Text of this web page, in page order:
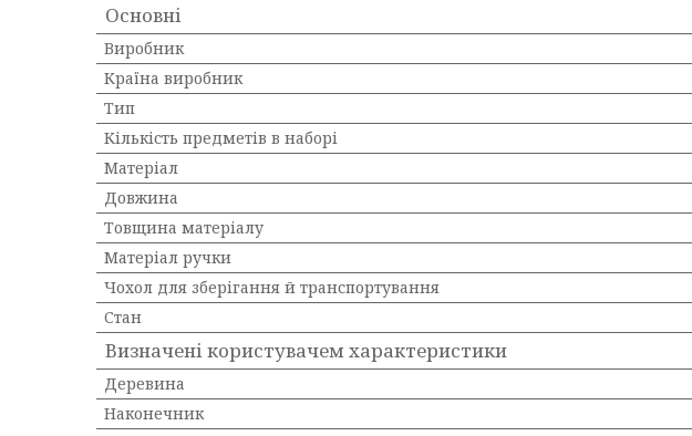
Основні
Виробник
Країна виробник
Тип
Кількість предметів в наборі
Матеріал
Довжина
Товщина матеріалу
Матеріал ручки
Чохол для зберігання й транспортування
Стан
Визначені користувачем характеристики
Деревина
Наконечник